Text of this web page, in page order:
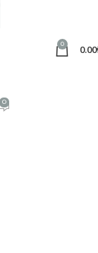
0 0.00
0